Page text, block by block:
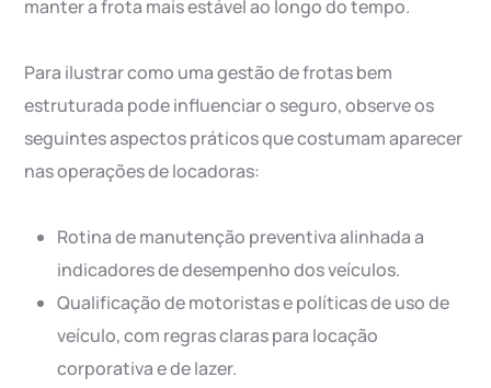
manter a frota mais estável ao longo do tempo.
Para ilustrar como uma gestão de frotas bem
estruturada pode influenciar o seguro, observe os
seguintes aspectos práticos que costumam aparecer
nas operações de locadoras:
Rotina de manutenção preventiva alinhada a
indicadores de desempenho dos veículos.
Qualificação de motoristas e políticas de uso de
veículo, com regras claras para locação
corporativa e de lazer.